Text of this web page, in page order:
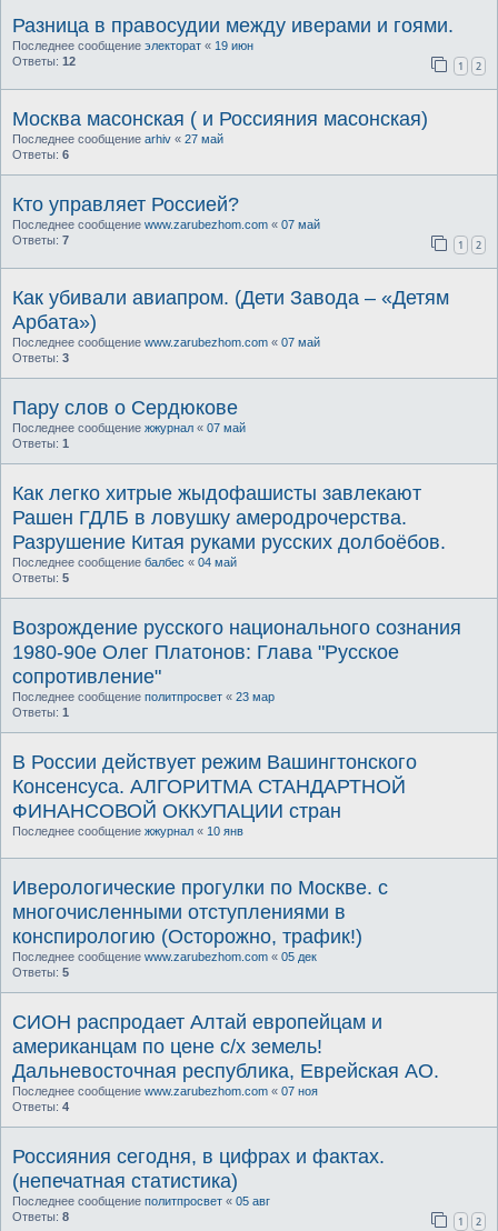
Разница в правосудии между иверами и гоями.
Последнее сообщение электорат « 19 июн
Ответы: 12 1 2
Москва масонская ( и Россияния масонская)
Последнее сообщение arhiv « 27 май
Ответы: 6
Кто управляет Россией?
Последнее сообщение www.zarubezhom.com « 07 май
Ответы: 7 1 2
Как убивали авиапром. (Дети Завода – «Детям
Арбата»)
Последнее сообщение www.zarubezhom.com « 07 май
Ответы: 3
Пару слов о Сердюкове
Последнее сообщение жжурнал « 07 май
Ответы: 1
Как легко хитрые жыдофашисты завлекают
Рашен ГДЛБ в ловушку амеродрочерства.
Разрушение Китая руками русских долбоёбов.
Последнее сообщение балбес « 04 май
Ответы: 5
Возрождение русского национального сознания
1980-90е Олег Платонов: Глава "Русское
сопротивление"
Последнее сообщение политпросвет « 23 мар
Ответы: 1
В России действует режим Вашингтонского
Консенсуса. АЛГОРИТМА СТАНДАРТНОЙ
ФИНАНСОВОЙ ОККУПАЦИИ стран
Последнее сообщение жжурнал « 10 янв
Иверологические прогулки по Москве. с
многочисленными отступлениями в
конспирологию (Осторожно, трафик!)
Последнее сообщение www.zarubezhom.com « 05 дек
Ответы: 5
СИОН распродает Алтай европейцам и
американцам по цене с/х земель!
Дальневосточная республика, Еврейская АО.
Последнее сообщение www.zarubezhom.com « 07 ноя
Ответы: 4
Россияния сегодня, в цифрах и фактах.
(непечатная статистика)
Последнее сообщение политпросвет « 05 авг
Ответы: 8 1 2